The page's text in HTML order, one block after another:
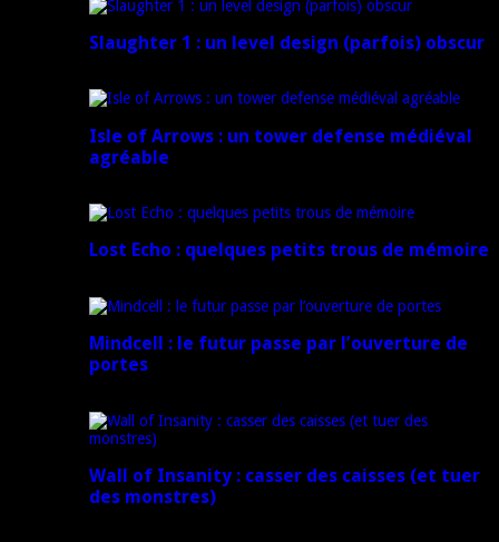
Slaughter 1 : un level design (parfois) obscur
Isle of Arrows : un tower defense médiéval
agréable
Lost Echo : quelques petits trous de mémoire
Mindcell : le futur passe par l’ouverture de
portes
Wall of Insanity : casser des caisses (et tuer
des monstres)